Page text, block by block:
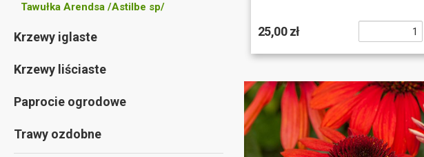
Tawułka Arendsa /Astilbe sp/
Krzewy iglaste
Krzewy liściaste
Paprocie ogrodowe
Trawy ozdobne
25,00 zł